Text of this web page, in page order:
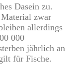
Dasein zu.
Material zwar
allerdings
000
jährlich an
für Fische.